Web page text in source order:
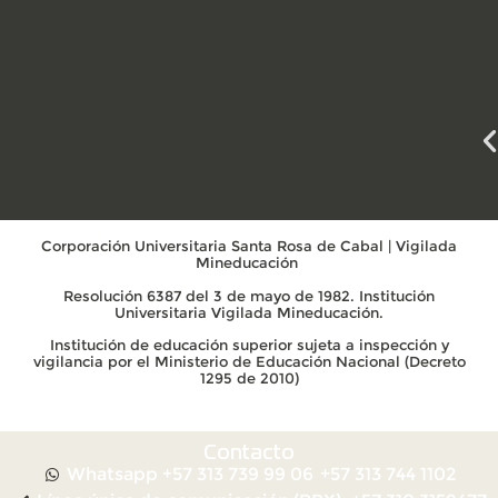
Corporación Universitaria Santa Rosa de Cabal | Vigilada
Mineducación
Resolución 6387 del 3 de mayo de 1982. Institución
Universitaria Vigilada Mineducación.
Institución de educación superior sujeta a inspección y
vigilancia por el Ministerio de Educación Nacional (Decreto
1295 de 2010)
Contacto
Whatsapp +57 313 739 99 06 +57 313 744 1102